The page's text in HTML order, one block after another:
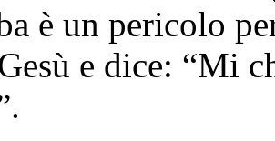
è un pericolo
e dice: “Mi